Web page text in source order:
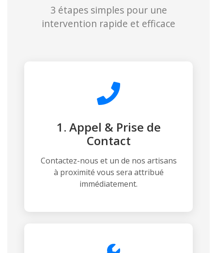
3 étapes simples pour une
intervention rapide et efficace
1. Appel & Prise de
Contact
Contactez-nous et un de nos artisans
à proximité vous sera attribué
immédiatement.